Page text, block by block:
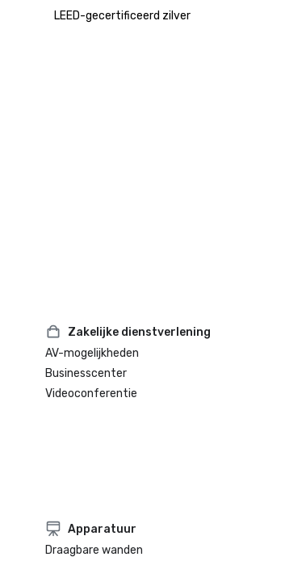
LEED-gecertificeerd zilver
Zakelijke dienstverlening
AV-mogelijkheden
Businesscenter
Videoconferentie
Apparatuur
Draagbare wanden